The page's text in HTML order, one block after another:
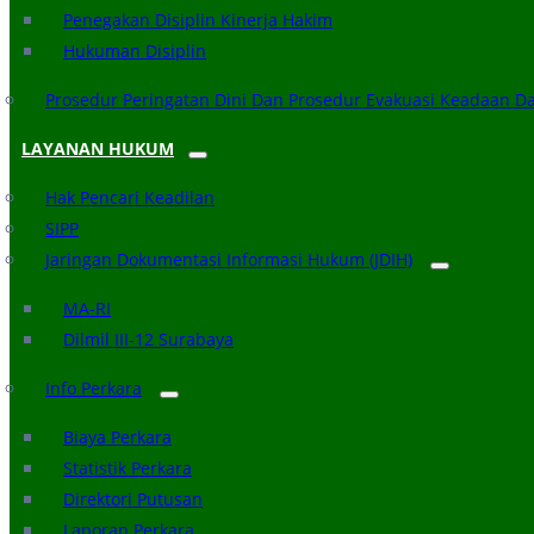
Penegakan Disiplin Kinerja Hakim
Hukuman Disiplin
Prosedur Peringatan Dini Dan Prosedur Evakuasi Keadaan
LAYANAN HUKUM
Hak Pencari Keadilan
SIPP
Jaringan Dokumentasi Informasi Hukum (JDIH)
MA-RI
Dilmil III-12 Surabaya
Info Perkara
Biaya Perkara
Statistik Perkara
Direktori Putusan